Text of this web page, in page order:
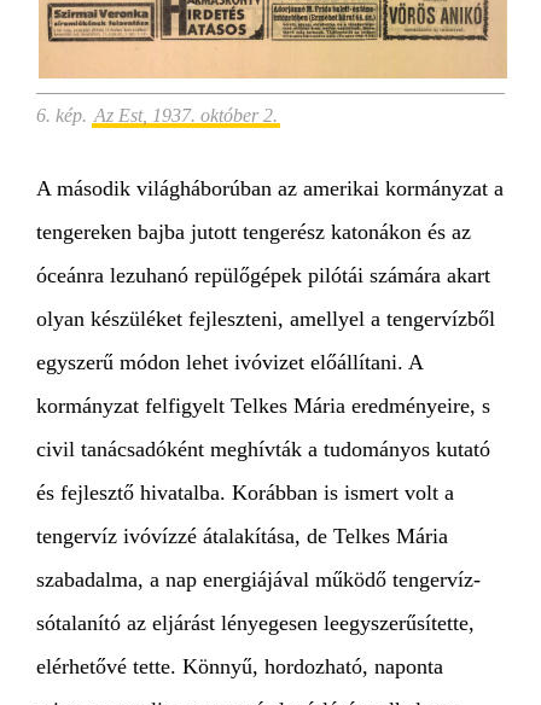
6. kép. Az Est, 1937. október 2.
A második világháborúban az amerikai kormányzat a
tengereken bajba jutott tengerész katonákon és az
óceánra lezuhanó repülőgépek pilótái számára akart
olyan készüléket fejleszteni, amellyel a tengervízből
egyszerű módon lehet ivóvizet előállítani. A
kormányzat felfigyelt Telkes Mária eredményeire, s
civil tanácsadóként meghívták a tudományos kutató
és fejlesztő hivatalba. Korábban is ismert volt a
tengervíz ivóvízzé átalakítása, de Telkes Mária
szabadalma, a nap energiájával működő tengervíz-
sótalanító az eljárást lényegesen leegyszerűsítette,
elérhetővé tette. Könnyű, hordozható, naponta